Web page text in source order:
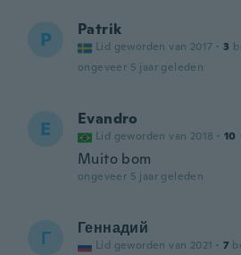
P Patrik
Lid geworden van 2017 · 3
ongeveer 5 jaar geleden
E Evandro
Lid geworden van 2018 · 10
Muito bom
ongeveer 5 jaar geleden
Г Геннадий
Lid geworden van 2021 · 7